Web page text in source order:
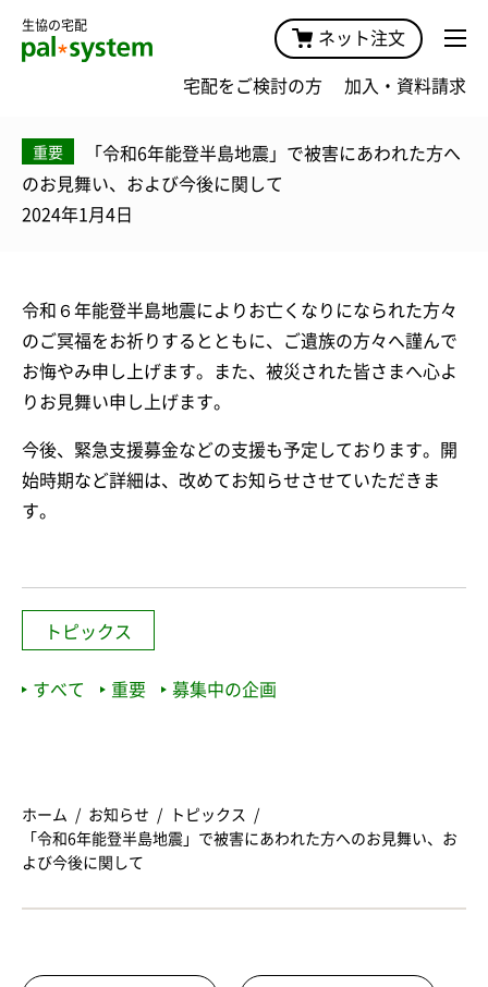
生協の宅配
ネット注文
宅配をご検討の方 加入・資料請求
重要
「令和6年能登半島地震」で被害にあわれた方へ
のお見舞い、および今後に関して
2024年1月4日
令和６年能登半島地震によりお亡くなりになられた方々
のご冥福をお祈りするとともに、ご遺族の方々へ謹んで
お悔やみ申し上げます。また、被災された皆さまへ心よ
りお見舞い申し上げます。
今後、緊急支援募金などの支援も予定しております。開
始時期など詳細は、改めてお知らせさせていただきま
す。
トピックス
すべて 重要 募集中の企画
ホーム お知らせ
トピックス
「令和6年能登半島地震」で被害にあわれた方へのお見舞い、お
よび今後に関して